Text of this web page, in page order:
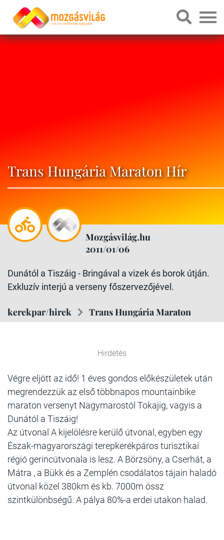
Trans Hungária Maraton Hír
Mozgásvilág.hu
2011/01/06
Dunától a Tiszáig - Bringával a vizek és borok útján.
Exkluzív interjú a verseny főszervezőjével.
kerekpar/hirek Trans Hungária Maraton
Hirdetés
Végre eljött az idő! 1 éves gondos előkészületek után
megrendezzük az első többnapos mountainbike
maraton versenyt Nagymarostól Tokajig, vagyis a
Dunától a Tiszáig!
Az útvonal A kijelölésre kerülő útvonal, egyben egy
Észak-magyarországi terepkerékpáros turisztikai
régió gerincútvonala is lesz. A Börzsöny, a Cserhát, a
Mátra , a Bükk és a Zemplén csodálatos tájain haladó
útvonal közel 380km és kb. 7000m össz
szintkülönbségű. A pálya 80%-a erdei utakon halad.